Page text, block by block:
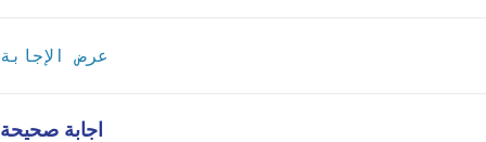
عرض الإجابة
اجابة صحيحة